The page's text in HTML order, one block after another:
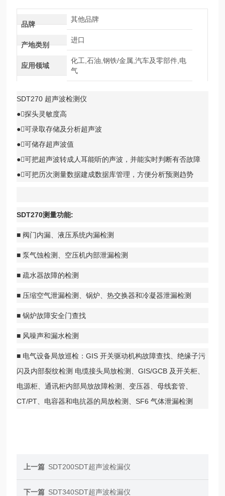
品牌
其他品牌
产地类别
进口
应用领域
化工,石油,钢铁/金属,汽车及零部件,电
气
SDT270 超声波检测仪
●探头灵敏度高
●可录取存储及分析超声波
●可储存超声波值
●可把超声波转成人耳能听的声波，并能实时判断有否故障
●可把历次测量数据建成数据库管理，方便分析预测趋势
SDT270测量功能:
■ 阀门内漏、液压系统内漏检测
■ 泵气蚀检测、空压机内部泄漏检测
■ 疏水器故障的检测
■ 压缩空气泄漏检测、锅炉、热交换器和冷凝器泄漏检测
■ 锅炉故障安全门查找
■ 风噪声和漏水检测
■ 电气设备局放巡检：GIS 开关驱动机构故障查找、绝缘子污
闪及内部裂纹检测 电缆接头局放检测、GIS/GCB 及开关柜、
电源柜、通讯柜内部局放故障检测、变压器、母线套管、
CT/PT、电容器和电抗器的局放检测、SF6 气体泄漏检测
上一篇 SDT200SDT超声波检漏仪
下一篇 SDT340SDT超声波检漏仪